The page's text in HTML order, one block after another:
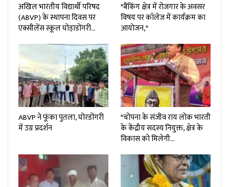
अखिल भारतीय विद्यार्थी परिषद
(ABVP) के स्थापना दिवस पर
एक्सीलेंस स्कूल घोड़ाडोंगरी…
*बैंकिंग क्षेत्र में रोजगार के अवसर
विषय पर कॉलेज में कार्यक्रम का
आयोजन,*
ABVP ने फूंका पुतला, घोरडोंगरी
में उग्र प्रदर्शन
*चोपना के संजीव राय लोक भारती
के केंद्रीय सदस्य नियुक्त, क्षेत्र के
विकास को मिलेगी…